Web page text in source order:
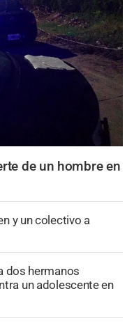
de un hombre en
y un colectivo a
dos hermanos
un adolescente en